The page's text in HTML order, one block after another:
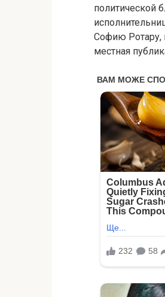
политической
Софию Ротару,
местная